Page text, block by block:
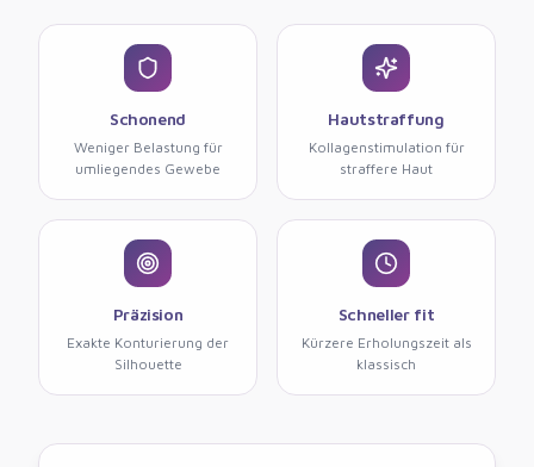
Schonend
Weniger Belastung für
umliegendes Gewebe
Hautstraffung
Kollagenstimulation für
straffere Haut
Präzision
Exakte Konturierung der
Silhouette
Schneller fit
Kürzere Erholungszeit als
klassisch